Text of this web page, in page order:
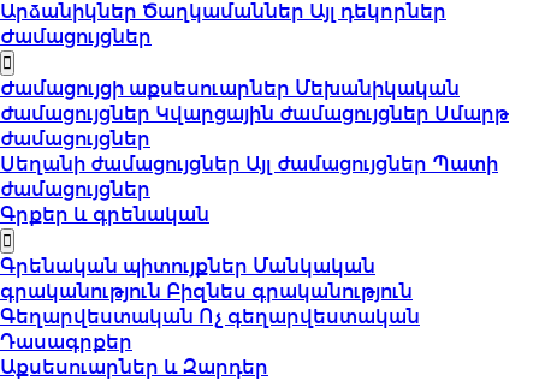
Արձանիկներ Ծաղկամաններ Այլ դեկորներ
Ժամացույցներ
Ժամացույցի աքսեսուարներ Մեխանիկական
ժամացույցներ Կվարցային ժամացույցներ Սմարթ
ժամացույցներ
Սեղանի ժամացույցներ Այլ ժամացույցներ Պատի
ժամացույցներ
Գրքեր և գրենական
Գրենական պիտույքներ Մանկական
գրականություն Բիզնես գրականություն
Գեղարվեստական Ոչ գեղարվեստական
Դասագրքեր
Աքսեսուարներ և Զարդեր